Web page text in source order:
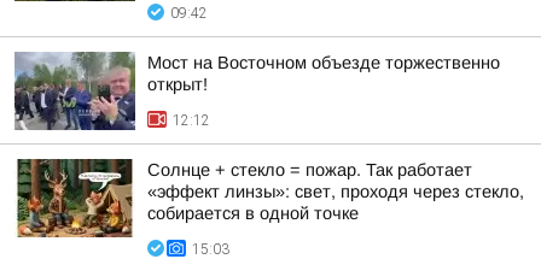
09:42
Мост на Восточном объезде торжественно
открыт!
12:12
Солнце + стекло = пожар. Так работает
«эффект линзы»: свет, проходя через стекло,
собирается в одной точке
15:03